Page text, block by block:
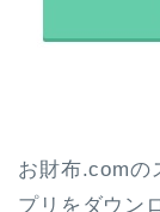
お財布.comの
プリをダウン